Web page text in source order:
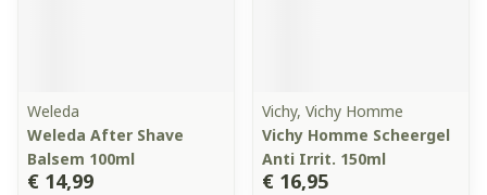
Weleda
Weleda After Shave
Balsem 100ml
€ 14,99
Vichy, Vichy Homme
Vichy Homme Scheergel
Anti Irrit. 150ml
€ 16,95